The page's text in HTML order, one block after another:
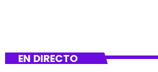
EN DIRECTO